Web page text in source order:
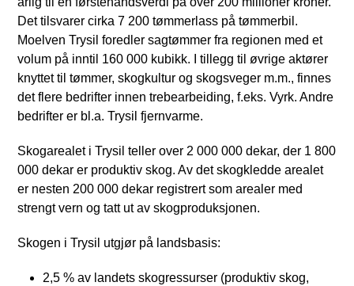
Det tilsvarer cirka 7 200 tømmerlass på tømmerbil.
Moelven Trysil foredler sagtømmer fra regionen med et
volum på inntil 160 000 kubikk. I tillegg til øvrige aktører
knyttet til tømmer, skogkultur og skogsveger m.m., finnes
det flere bedrifter innen trebearbeiding, f.eks. Vyrk. Andre
bedrifter er bl.a. Trysil fjernvarme.
Skogarealet i Trysil teller over 2 000 000 dekar, der 1 800
000 dekar er produktiv skog. Av det skogkledde arealet
er nesten 200 000 dekar registrert som arealer med
strengt vern og tatt ut av skogproduksjonen.
Skogen i Trysil utgjør på landsbasis:
2,5 % av landets skogressurser (produktiv skog,